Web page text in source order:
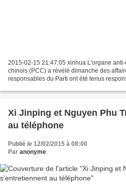
2015-02-15 21:47:05 xinhua L'organe
chinois (PCC) a révélé dimanche des
responsables du Parti ont été tenus
Xi Jinping et Nguyen Phu
au téléphone
Publié le 12/02/2015 à 08:00
Par anonyme